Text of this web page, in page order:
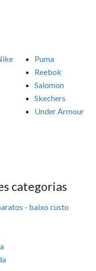
Puma
Reebok
Salomon
Skechers
Under Armour
categorias
- baixo custo